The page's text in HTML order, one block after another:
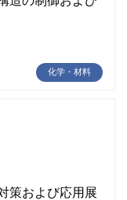
化学・材料
策および応用展